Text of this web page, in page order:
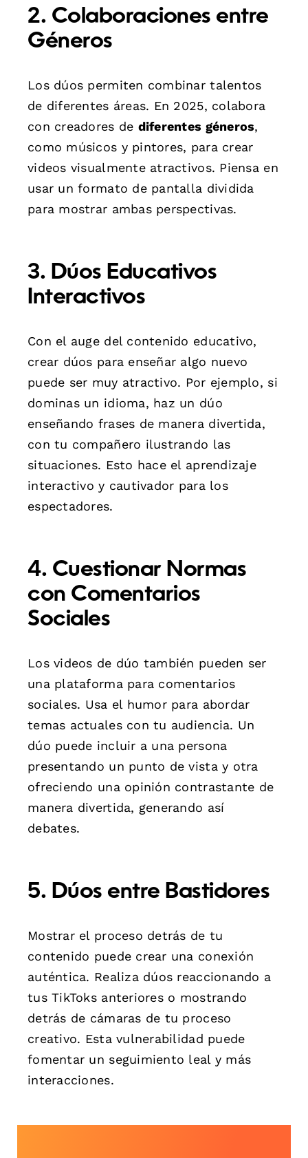
2. Colaboraciones entre
Géneros
Los dúos permiten combinar talentos
de diferentes áreas. En 2025, colabora
con creadores de diferentes géneros,
como músicos y pintores, para crear
videos visualmente atractivos. Piensa en
usar un formato de pantalla dividida
para mostrar ambas perspectivas.
3. Dúos Educativos
Interactivos
Con el auge del contenido educativo,
crear dúos para enseñar algo nuevo
puede ser muy atractivo. Por ejemplo, si
dominas un idioma, haz un dúo
enseñando frases de manera divertida,
con tu compañero ilustrando las
situaciones. Esto hace el aprendizaje
interactivo y cautivador para los
espectadores.
4. Cuestionar Normas
con Comentarios
Sociales
Los videos de dúo también pueden ser
una plataforma para comentarios
sociales. Usa el humor para abordar
temas actuales con tu audiencia. Un
dúo puede incluir a una persona
presentando un punto de vista y otra
ofreciendo una opinión contrastante de
manera divertida, generando así
debates.
5. Dúos entre Bastidores
Mostrar el proceso detrás de tu
contenido puede crear una conexión
auténtica. Realiza dúos reaccionando a
tus TikToks anteriores o mostrando
detrás de cámaras de tu proceso
creativo. Esta vulnerabilidad puede
fomentar un seguimiento leal y más
interacciones.